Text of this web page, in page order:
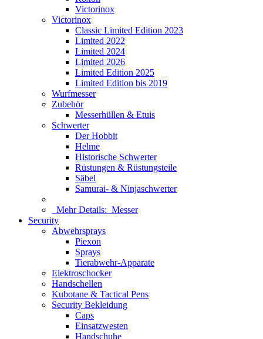
Victorinox
Victorinox
Classic Limited Edition 2023
Limited 2022
Limited 2024
Limited 2026
Limited Edition 2025
Limited Edition bis 2019
Wurfmesser
Zubehör
Messerhüllen & Etuis
Schwerter
Der Hobbit
Helme
Historische Schwerter
Rüstungen & Rüstungsteile
Säbel
Samurai- & Ninjaschwerter
Mehr Details: Messer
Security
Abwehrsprays
Piexon
Sprays
Tierabwehr-Apparate
Elektroschocker
Handschellen
Kubotane & Tactical Pens
Security Bekleidung
Caps
Einsatzwesten
Handschuhe